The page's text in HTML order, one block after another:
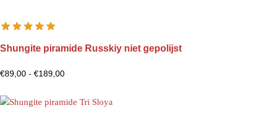
Shungite piramide Russkiy niet gepolijst
€89,00 - €189,00